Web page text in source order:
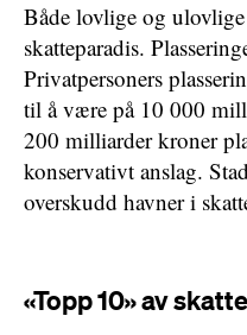
Både lovlige og
skatteparadis.
Privatpersoners
til å være på 10 000
200 milliarder kroner
konservativt anslag.
overskudd havner i
«Topp 10» av